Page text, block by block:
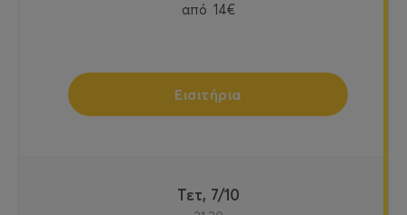
από 14€
Εισιτήρια
Τετ, 7/10